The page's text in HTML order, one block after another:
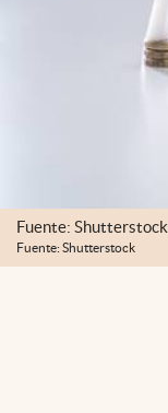
Fuente: Shutterstock
Fuente: Shutterstock